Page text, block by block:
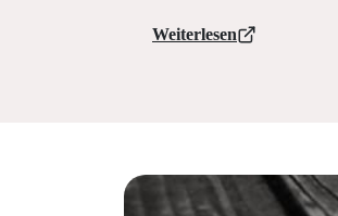
Weiterlesen